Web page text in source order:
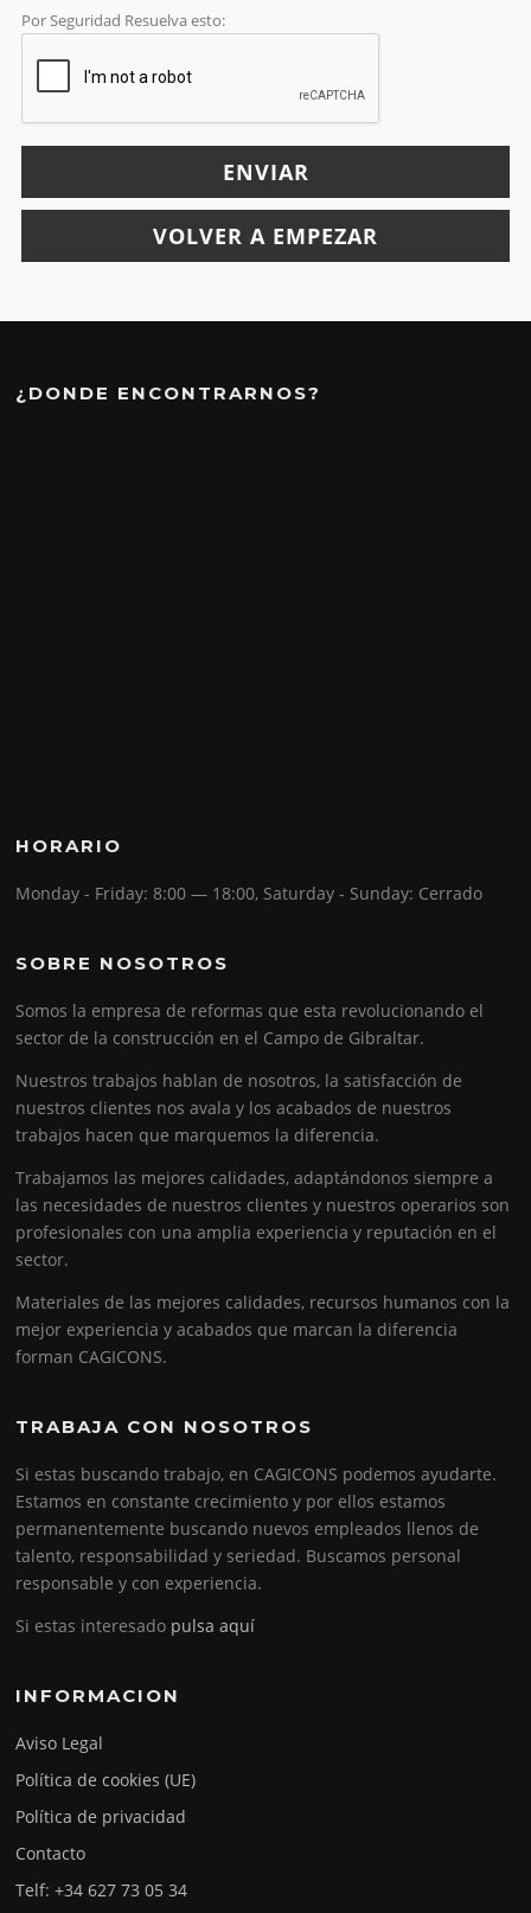
Por Seguridad Resuelva esto:
¿DONDE ENCONTRARNOS?
HORARIO
Monday - Friday: 8:00 — 18:00, Saturday - Sunday: Cerrado
SOBRE NOSOTROS
Somos la empresa de reformas que esta revolucionando el
sector de la construcción en el Campo de Gibraltar.
Nuestros trabajos hablan de nosotros, la satisfacción de
nuestros clientes nos avala y los acabados de nuestros
trabajos hacen que marquemos la diferencia.
Trabajamos las mejores calidades, adaptándonos siempre a
las necesidades de nuestros clientes y nuestros operarios son
profesionales con una amplia experiencia y reputación en el
sector.
Materiales de las mejores calidades, recursos humanos con la
mejor experiencia y acabados que marcan la diferencia
forman CAGICONS.
TRABAJA CON NOSOTROS
Si estas buscando trabajo, en CAGICONS podemos ayudarte.
Estamos en constante crecimiento y por ellos estamos
permanentemente buscando nuevos empleados llenos de
talento, responsabilidad y seriedad. Buscamos personal
responsable y con experiencia.
Si estas interesado pulsa aquí
INFORMACION
Aviso Legal
Política de cookies (UE)
Política de privacidad
Contacto
Telf: +34 627 73 05 34